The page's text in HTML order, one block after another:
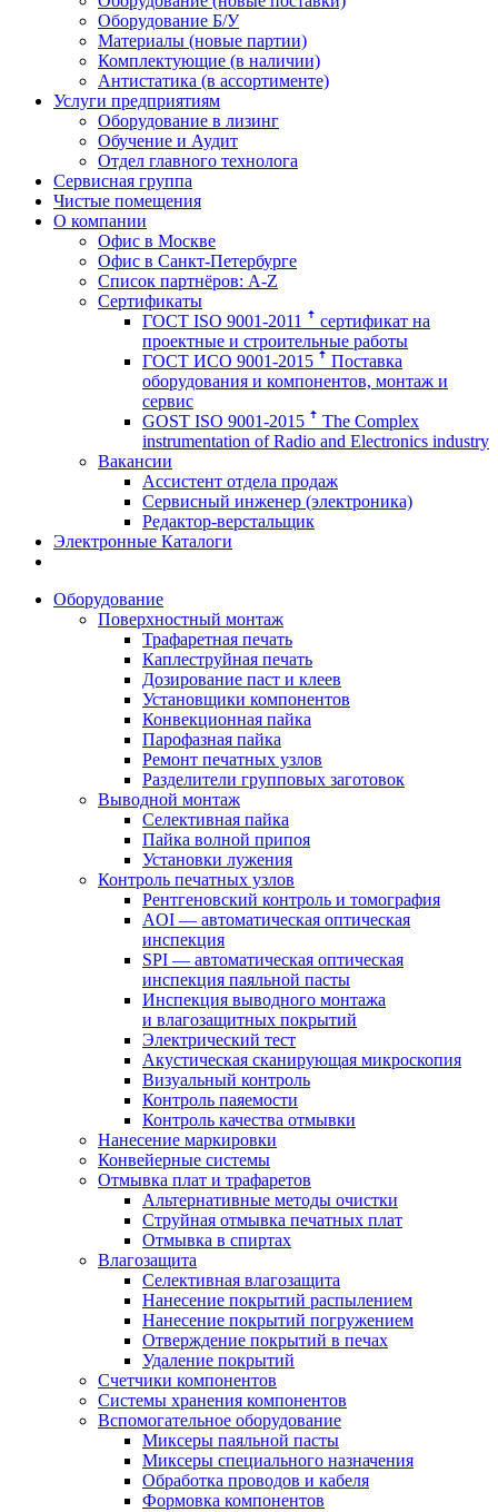
Оборудование Б/У
Материалы (новые партии)
Комплектующие (в наличии)
Антистатика (в ассортименте)
Услуги предприятиям
Оборудование в лизинг
Обучение и Аудит
Отдел главного технолога
Сервисная группа
Чистые помещения
О компании
Офис в Москве
Офис в Санкт-Петербурге
Список партнёров: A-Z
Сертификаты
ГОСТ ISO 9001-2011 ꜛ сертификат на
проектные и строительные работы
ГОСТ ИСО 9001-2015 ꜛ Поставка
оборудования и компонентов, монтаж и
сервис
GOST ISO 9001-2015 ꜛ The Complex
instrumentation of Radio and Electronics industry
Вакансии
Ассистент отдела продаж
Сервисный инженер (электроника)
Редактор-верстальщик
Электронные Каталоги
Оборудование
Поверхностный монтаж
Трафаретная печать
Каплеструйная печать
Дозирование паст и клеев
Установщики компонентов
Конвекционная пайка
Парофазная пайка
Ремонт печатных узлов
Разделители групповых заготовок
Выводной монтаж
Селективная пайка
Пайка волной припоя
Установки лужения
Контроль печатных узлов
Рентгеновский контроль и томография
AOI — автоматическая оптическая
инспекция
SPI — автоматическая оптическая
инспекция паяльной пасты
Инспекция выводного монтажа
и влагозащитных покрытий
Электрический тест
Акустическая сканирующая микроскопия
Визуальный контроль
Контроль паяемости
Контроль качества отмывки
Нанесение маркировки
Конвейерные системы
Отмывка плат и трафаретов
Альтернативные методы очистки
Струйная отмывка печатных плат
Отмывка в спиртах
Влагозащита
Селективная влагозащита
Нанесение покрытий распылением
Нанесение покрытий погружением
Отверждение покрытий в печах
Удаление покрытий
Счетчики компонентов
Системы хранения компонентов
Вспомогательное оборудование
Миксеры паяльной пасты
Миксеры специального назначения
Обработка проводов и кабеля
Формовка компонентов